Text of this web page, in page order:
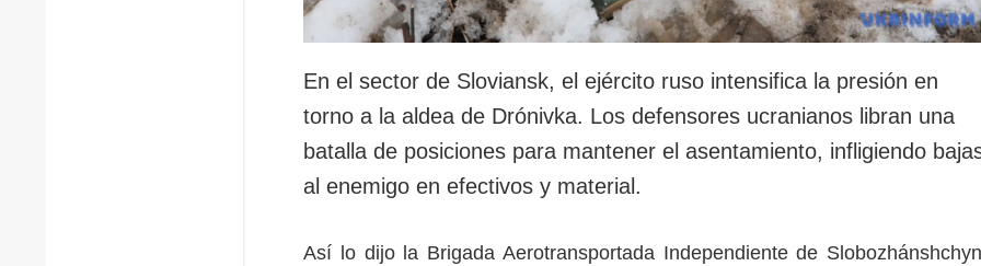
En el sector de Sloviansk, el ejército ruso intensifica la presión en
torno a la aldea de Drónivka. Los defensores ucranianos libran una
batalla de posiciones para mantener el asentamiento, infligiendo
al enemigo en efectivos y material.
Así lo dijo la Brigada Aerotransportada Independiente de